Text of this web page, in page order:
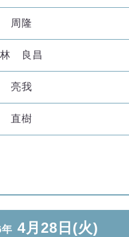
周隆
林 良昌
亮我
直樹
4月28日(火)